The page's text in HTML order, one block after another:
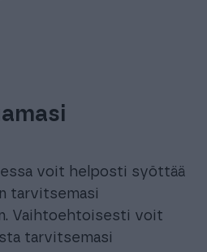
voit helposti syöttää
tarvitsemasi
Vaihtoehtoisesti voit
tarvitsemasi